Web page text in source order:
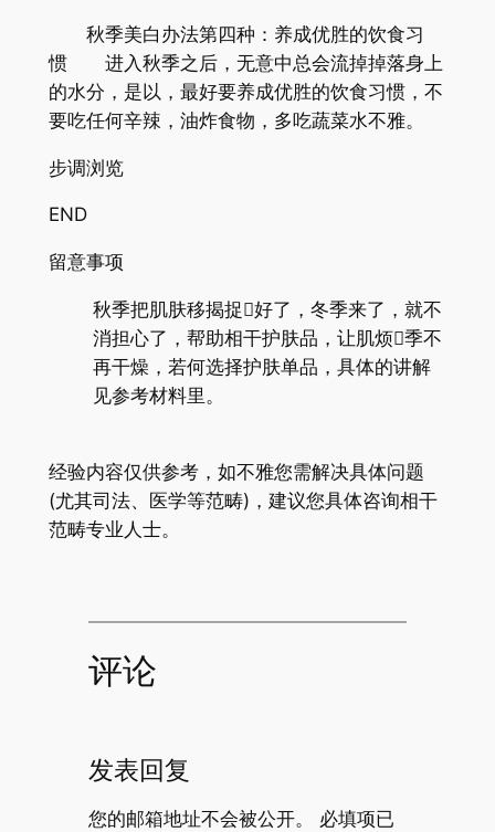
秋季美白办法第四种：养成优胜的饮食习
惯 进入秋季之后，无意中总会流掉掉落身上
的水分，是以，最好要养成优胜的饮食习惯，不
要吃任何辛辣，油炸食物，多吃蔬菜水不雅。
步调浏览
END
留意事项
秋季把肌肤移揭捉好了，冬季来了，就不
消担心了，帮助相干护肤品，让肌烦季不
再干燥，若何选择护肤单品，具体的讲解
见参考材料里。
经验内容仅供参考，如不雅您需解决具体问题
(尤其司法、医学等范畴)，建议您具体咨询相干
范畴专业人士。
评论
发表回复
您的邮箱地址不会被公开。
必填项已